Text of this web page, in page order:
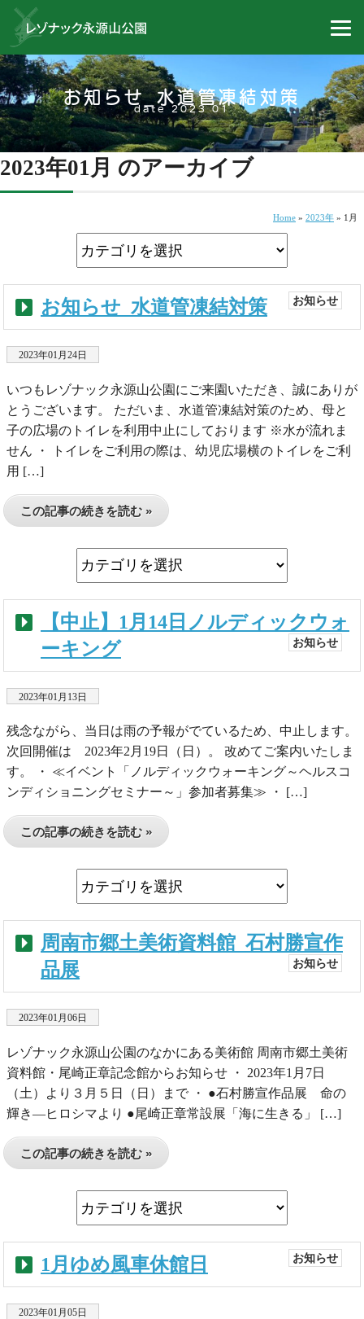
お知らせ_水道管凍結対策
date 2023 01
2023年01月 のアーカイブ
Home » 2023年 » 1月
お知らせ_水道管凍結対策 お知らせ
2023年01月24日
いつもレゾナック永源山公園にご来園いただき、誠にありが
とうございます。 ただいま、水道管凍結対策のため、母と
子の広場のトイレを利用中止にしております ※水が流れま
せん ・ トイレをご利用の際は、幼児広場横のトイレをご利
用 […]
この記事の続きを読む »
【中止】1月14日ノルディックウォ
ーキング
お知らせ
2023年01月13日
残念ながら、当日は雨の予報がでているため、中止します。
次回開催は 2023年2月19日（日）。 改めてご案内いたしま
す。 ・ ≪イベント「ノルディックウォーキング～ヘルスコ
ンディショニングセミナー～」参加者募集≫ ・ […]
この記事の続きを読む »
周南市郷土美術資料館_石村勝宣作
品展
お知らせ
2023年01月06日
レゾナック永源山公園のなかにある美術館 周南市郷土美術
資料館・尾崎正章記念館からお知らせ ・ 2023年1月7日
（土）より３月５日（日）まで ・ ●石村勝宣作品展 命の
輝き―ヒロシマより ●尾崎正章常設展「海に生きる」 […]
この記事の続きを読む »
1月ゆめ風車休館日 お知らせ
2023年01月05日